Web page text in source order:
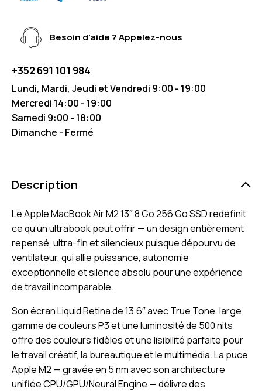
Besoin d'aide ? Appelez-nous
+352 691 101 984
Lundi, Mardi, Jeudi et Vendredi 9:00 - 19:00
Mercredi 14:00 - 19:00
Samedi 9:00 - 18:00
Dimanche - Fermé
Description
Le Apple MacBook Air M2 13″ 8 Go 256 Go SSD redéfinit
ce qu’un ultrabook peut offrir — un design entièrement
repensé, ultra-fin et silencieux puisque dépourvu de
ventilateur, qui allie puissance, autonomie
exceptionnelle et silence absolu pour une expérience
de travail incomparable.
Son écran Liquid Retina de 13,6″ avec True Tone, large
gamme de couleurs P3 et une luminosité de 500 nits
offre des couleurs fidèles et une lisibilité parfaite pour
le travail créatif, la bureautique et le multimédia. La puce
Apple M2 — gravée en 5 nm avec son architecture
unifiée CPU/GPU/Neural Engine — délivre des